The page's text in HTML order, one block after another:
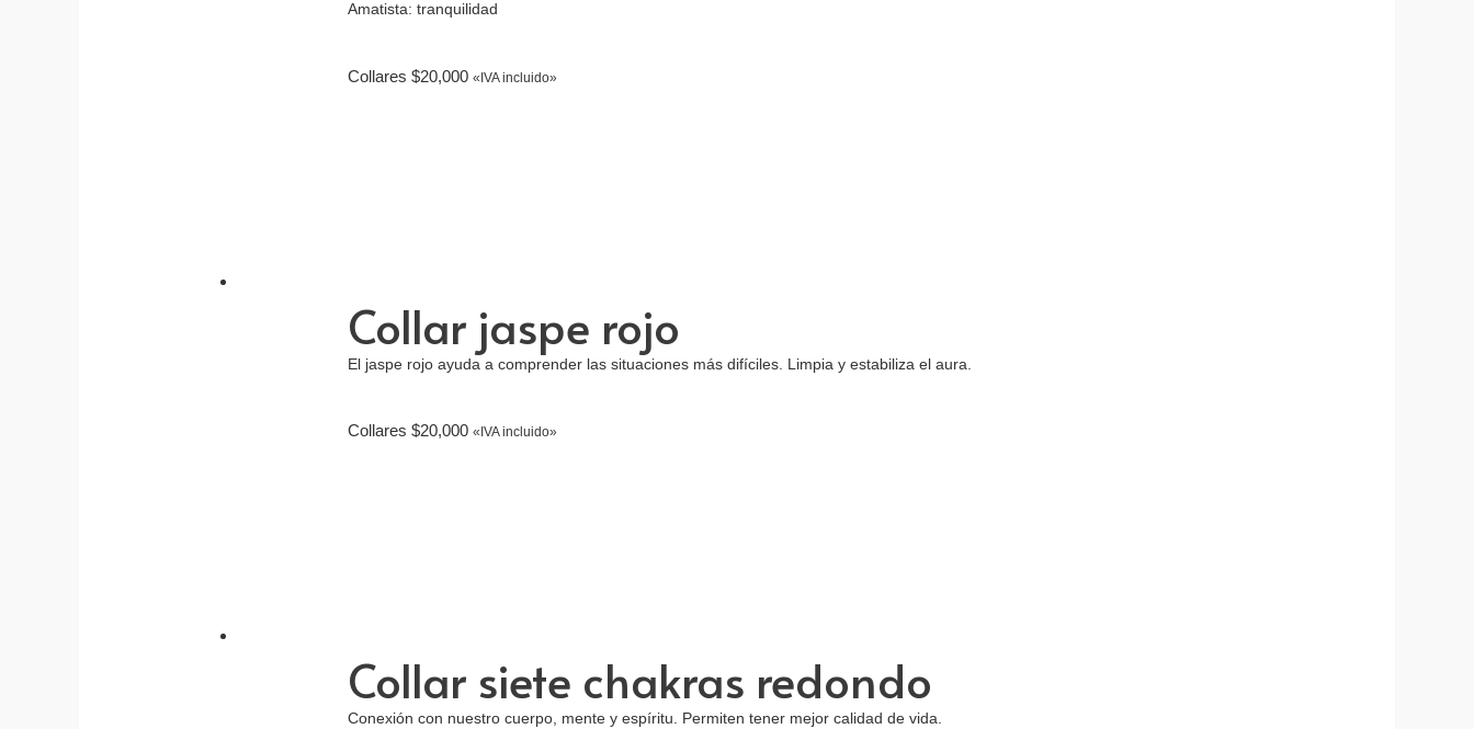
Amatista: tranquilidad
Collares$20,000 «IVA incluido»
Collar jaspe rojo
El jaspe rojo ayuda a comprender las situaciones más difíciles. Limpia y estabiliza el aura.
Collares$20,000 «IVA incluido»
Collar siete chakras redondo
Conexión con nuestro cuerpo, mente y espíritu. Permiten tener mejor calidad de vida.